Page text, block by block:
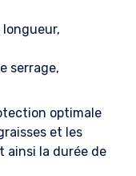
longueur,
serrage,
optimale
et les
ainsi la durée de